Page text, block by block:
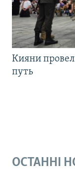
Кияни
путь
ОСТАННІ